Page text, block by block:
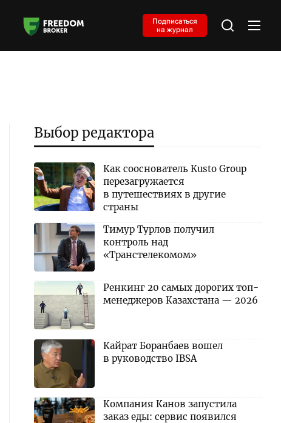
Подписаться
на журнал
Выбор редактора
Как сооснователь Kusto Group
перезагружается
в путешествиях в другие
страны
Тимур Турлов получил
контроль над
«Транстелекомом»
Ренкинг 20 самых дорогих топ-
менеджеров Казахстана — 2026
Кайрат Боранбаев вошел
в руководство IBSA
Компания Канов запустила
заказ еды: сервис появился